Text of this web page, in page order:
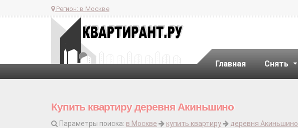
Регион: в Москве
Главная Снять
Купить квартиру деревня Акиньшино
Параметры поиска: в Москве купить квартиру деревня Акиньшино